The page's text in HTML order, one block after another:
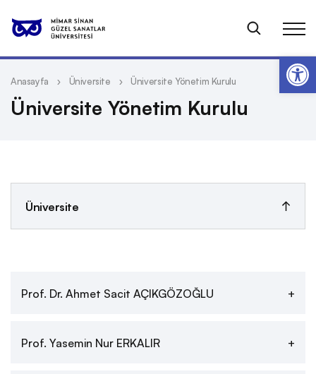
Anasayfa Üniversite Üniversite Yönetim Kurulu
Üniversite Yönetim Kurulu
Üniversite
Kurum Tarihi
Kurumsal Kimlik
Prof. Dr. Ahmet Sacit AÇIKGÖZOĞLU
Prof. Yasemin Nur ERKALIR